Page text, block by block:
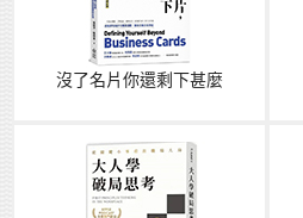
沒了名片你還剩下甚麼